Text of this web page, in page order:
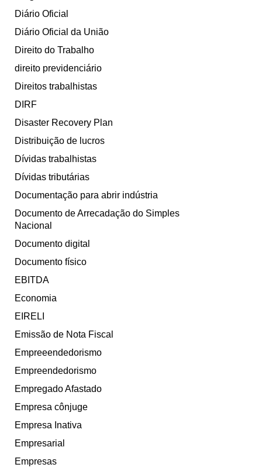
Diário Oficial
Diário Oficial da União
Direito do Trabalho
direito previdenciário
Direitos trabalhistas
DIRF
Disaster Recovery Plan
Distribuição de lucros
Dívidas trabalhistas
Dívidas tributárias
Documentação para abrir indústria
Documento de Arrecadação do Simples
Nacional
Documento digital
Documento físico
EBITDA
Economia
EIRELI
Emissão de Nota Fiscal
Empreeendedorismo
Empreendedorismo
Empregado Afastado
Empresa cônjuge
Empresa Inativa
Empresarial
Empresas